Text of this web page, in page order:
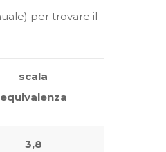
per trovare il
scala
equivalenza
3,8